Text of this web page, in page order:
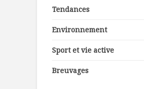
Tendances
Environnement
Sport et vie active
Breuvages